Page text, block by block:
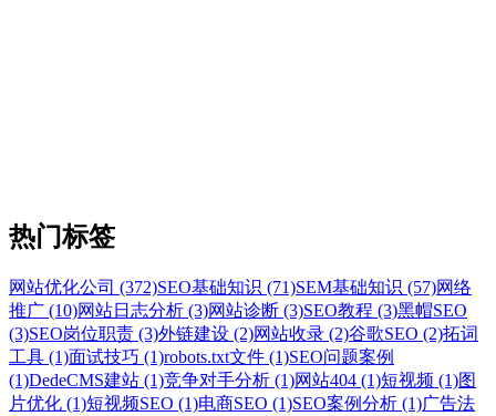
热门标签
网站优化公司 (372)SEO基础知识 (71)SEM基础知识 (57)网络
推广 (10)网站日志分析 (3)网站诊断 (3)SEO教程 (3)黑帽SEO
(3)SEO岗位职责 (3)外链建设 (2)网站收录 (2)谷歌SEO (2)拓词
工具 (1)面试技巧 (1)robots.txt文件 (1)SEO问题案例
(1)DedeCMS建站 (1)竞争对手分析 (1)网站404 (1)短视频 (1)图
片优化 (1)短视频SEO (1)电商SEO (1)SEO案例分析 (1)广告法